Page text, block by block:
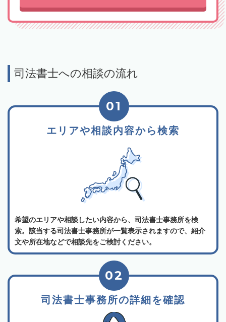
司法書士への相談の流れ
エリアや相談内容から検索
01
希望のエリアや相談したい内容から、司法書士事務所を検
索。該当する司法書士事務所が一覧表示されますので、紹介
文や所在地などで相談先をご検討ください。
司法書士事務所の詳細を確認
02